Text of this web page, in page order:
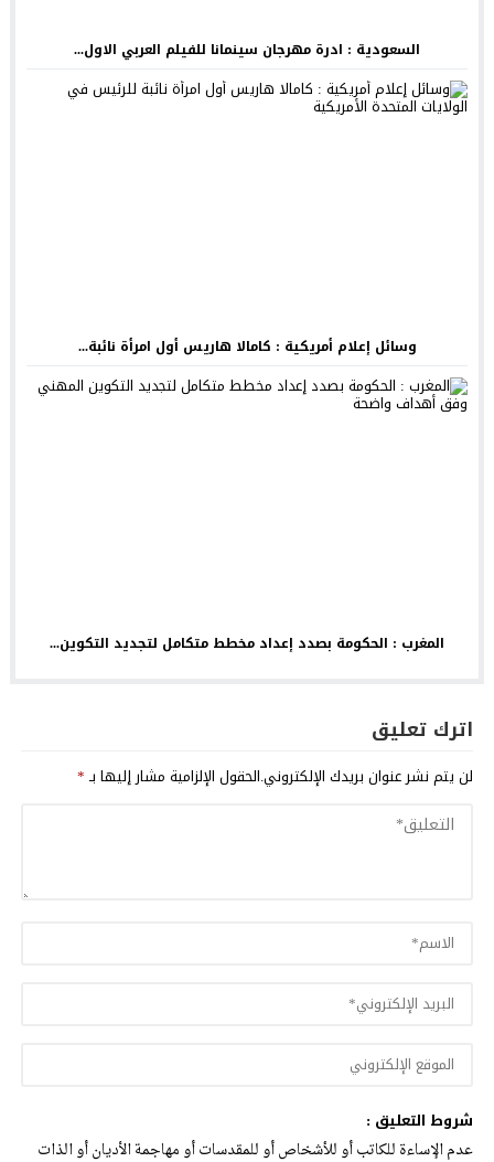
السعودية : ادرة مهرجان سينمانا للفيلم العربي الاول...
وسائل إعلام أمريكية : كامالا هاريس أول امرأة نائبة...
المغرب : الحكومة بصدد إعداد مخطط متكامل لتجديد التكوين...
اترك تعليق
لن يتم نشر عنوان بريدك الإلكتروني.الحقول الإلزامية مشار إليها بـ*
شروط التعليق :
عدم الإساءة للكاتب أو للأشخاص أو للمقدسات أو مهاجمة الأديان أو الذات